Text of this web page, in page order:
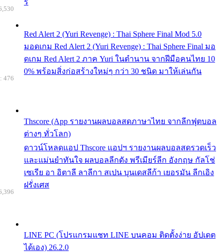
รี
Red Alert 2 (Yuri Revenge) : Thai Sphere Final Mod 5.0
มอดเกม Red Alert 2 (Yuri Revenge) : Thai Sphere Final มอ
ดเกม Red Alert 2 ภาค Yuri ในตำนาน จากฝีมือคนไทย 10
0% พร้อมสิ่งก่อสร้างใหม่ๆ กว่า 30 ชนิด มาให้เล่นกัน
Thscore (App รายงานผลบอลสดภาษาไทย จากลีกฟุตบอล
ต่างๆ ทั่วโลก)
ดาวน์โหลดแอป Thscore แอปฯ รายงานผลบอลสดรวดเร็ว
และแม่นยำทันใจ ผลบอลลีกดัง พรีเมียร์ลีก อังกฤษ กัลโช่
เซเรีย อา อิตาลี ลาลีกา สเปน บุนเดสลีก้า เยอรมัน ลีกเอิง
ฝรั่งเศส
476
LINE PC (โปรแกรมแชท LINE บนคอม ติดตั้งง่าย อัปเดต
ได้เอง) 26.2.0